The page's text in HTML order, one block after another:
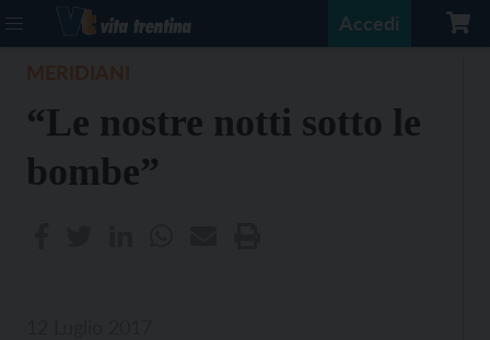
Accedi
“Le nostre notti sotto le
bombe”